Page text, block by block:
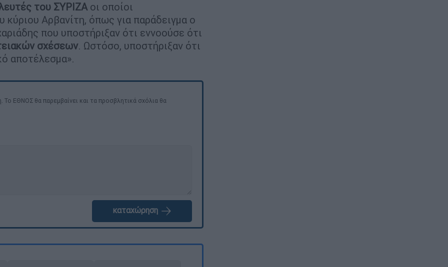
του ΣΥΡΙΖΑοι οποίοι
Αρβανίτη, όπως για παράδειγμα ο
που υποστήριξαν ότι εννοούσε ότι
σχέσεων. Ωστόσο, υποστήριξαν ότι
αποτέλεσμα».
ΕΘΝΟΣ θα παρεμβαίνει και τα προσβλητικά σχόλια θα
καταχώρηση